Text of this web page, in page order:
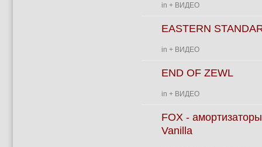
in + ВИДЕО
EASTERN
in + ВИДЕО
END OF ZEWL
in + ВИДЕО
FOX - амортизаторы
Vanilla